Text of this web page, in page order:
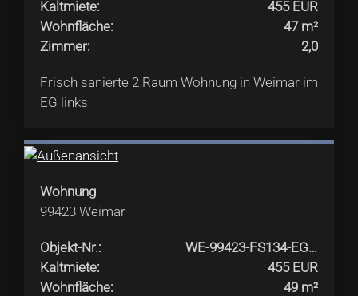
Kaltmiete:
455 EUR
Wohnfläche:
47 m²
Zimmer: 2,0
Frisch sanierte 2 Raum Wohnung in Weimar im
EG links
Wohnung
99423 Weimar
Objekt-Nr.:
WE-99423-FS134-EG-Mittelinks
Kaltmiete:
455 EUR
Wohnfläche:
49 m²